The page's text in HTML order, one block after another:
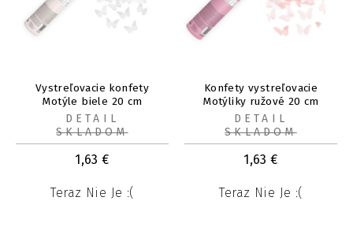
Vystreľovacie konfety
Motýle biele 20 cm
1,63 €
Teraz Nie Je :(
DETAIL
SKLADOM
Konfety vystreľovacie
Motýliky ružové 20 cm
1,63 €
Teraz Nie Je :(
DETAIL
SKLADOM